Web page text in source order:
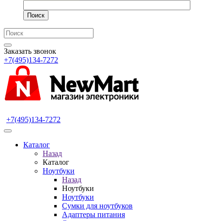
Поиск
Заказать звонок
+7(495)134-7272
+7(495)134-7272
Каталог
Назад
Каталог
Ноутбуки
Назад
Ноутбуки
Ноутбуки
Сумки для ноутбуков
Адаптеры питания